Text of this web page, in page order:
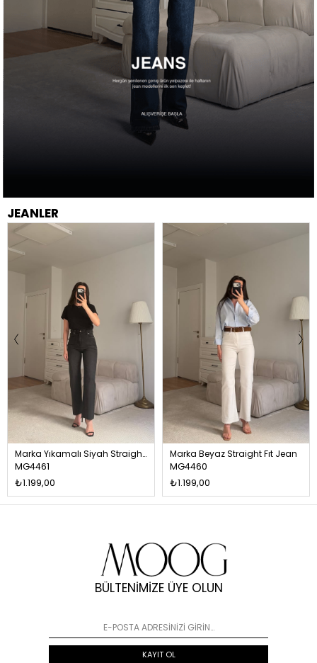
JEANLER
Marka Yıkamalı Siyah Straight Fıt Jean
MG4461
₺1.199,00
Marka Beyaz Straight Fıt Jean
MG4460
₺1.199,00
BÜLTENİMİZE ÜYE OLUN
KAYIT OL